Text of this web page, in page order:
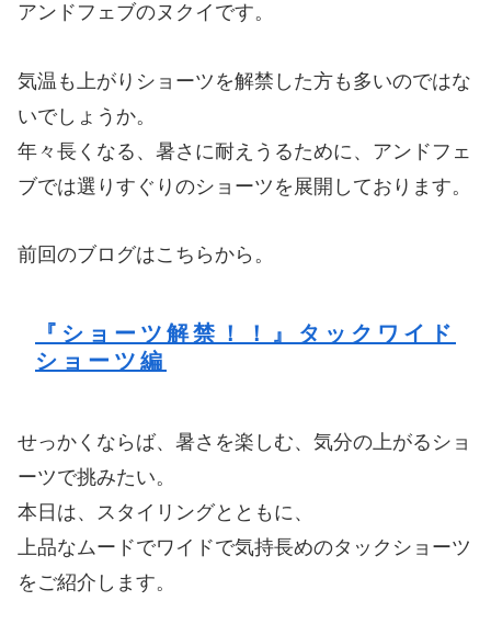
アンドフェブのヌクイです。
気温も上がりショーツを解禁した方も多いのではな
いでしょうか。
年々長くなる、暑さに耐えうるために、アンドフェ
ブでは選りすぐりのショーツを展開しております。
前回のブログはこちらから。
『ショーツ解禁！！』タックワイド
ショーツ編
せっかくならば、暑さを楽しむ、気分の上がるショ
ーツで挑みたい。
本日は、スタイリングとともに、
上品なムードでワイドで気持長めのタックショーツ
をご紹介します。